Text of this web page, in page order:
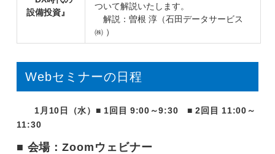
設備投資』
ついて解説いたします。
解説：曽根 淳（石田データサービス
㈱ ）
Webセミナーの日程
1月10日（水）■ 1回目 9:00～9:30 ■ 2回目 11:00～
11:30
■ 会場：Zoomウェビナー